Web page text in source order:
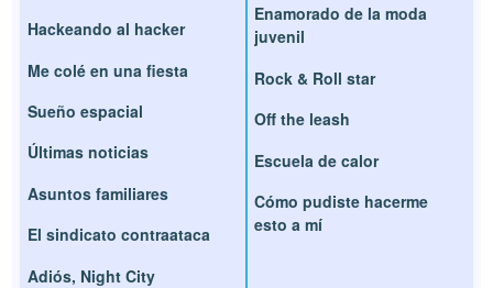
Hackeando al hacker
Me colé en una fiesta
Sueño espacial
Últimas noticias
Asuntos familiares
El sindicato contraataca
Adiós, Night City
Enamorado de la moda
juvenil
Rock & Roll star
Off the leash
Escuela de calor
Cómo pudiste hacerme
esto a mí